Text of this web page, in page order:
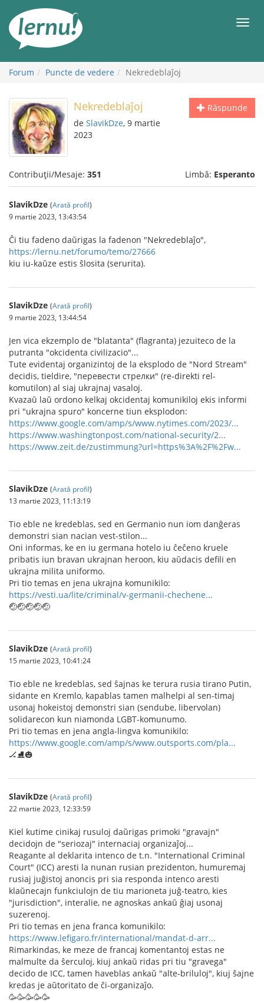
conținut
Forum Puncte de vedere Nekredeblaĵoj
Răspunde
Nekredeblaĵoj
de SlavikDze, 9 martie
2023
Contribuții/Mesaje: 351 Limbă: Esperanto
SlavikDze (Arată profil)
9 martie 2023, 13:43:54
Ĉi tiu fadeno daŭrigas la fadenon "Nekredeblaĵo",
https://lernu.net/forumo/temo/27666
kiu iu-kaŭze estis ŝlosita (serurita).
SlavikDze (Arată profil)
9 martie 2023, 13:44:54
Jen vica ekzemplo de "blatanta" (flagranta) jezuiteco de la
putranta "okcidenta civilizacio"...
Tute evidentaj organizintoj de la eksplodo de "Nord Stream"
decidis, tieldire, "перевести стрелки" (re-direkti rel-
komutilon) al siaj ukrajnaj vasaloj.
Kvazaŭ laŭ ordono kelkaj okcidentaj komunikiloj ekis informi
pri "ukrajna spuro" koncerne tiun eksplodon:
https://www.google.com/amp/s/www.nytimes.com/2023/...
https://www.washingtonpost.com/national-security/2...
https://www.zeit.de/zustimmung?url=https%3A%2F%2Fw...
SlavikDze (Arată profil)
13 martie 2023, 11:13:19
Tio eble ne kredeblas, sed en Germanio nun iom danĝeras
demonstri sian nacian vest-stilon...
Oni informas, ke en iu germana hotelo iu ĉeĉeno kruele
pribatis iun bravan ukrajnan heroon, kiu aŭdacis defili en
ukrajna milita uniformo.
Pri tio temas en jena ukrajna komunikilo:
https://vesti.ua/lite/criminal/v-germanii-chechene...
🤕🤕🤕🤕🤕
SlavikDze (Arată profil)
15 martie 2023, 10:41:24
Tio eble ne kredeblas, sed ŝajnas ke terura rusia tirano Putin,
sidante en Kremlo, kapablas tamen malhelpi al sen-timaj
usonaj hokeistoj demonstri sian (sendube, libervolan)
solidarecon kun niamonda LGBT-komunumo.
Pri tio temas en jena angla-lingva komunikilo:
https://www.google.com/amp/s/www.outsports.com/pla...
🏒⛸️🎃
SlavikDze (Arată profil)
22 martie 2023, 12:33:59
Kiel kutime cinikaj rusuloj daŭrigas primoki "gravajn"
decidojn de "seriozaj" internaciaj organizaĵoj...
Reagante al deklarita intenco de t.n. "International Criminal
Court" (ICC) aresti la nunan rusian prezidenton, humuremaj
rusiaj juĝistoj anoncis pri sia responda intenco aresti
klaŭnecajn funkciulojn de tiu marioneta juĝ-teatro, kies
"jurisdiction", interalie, ne agnoskas ankaŭ ĝiaj usonaj
suzerenoj.
Pri tio temas en jena franca komunikilo:
https://www.lefigaro.fr/international/mandat-d-arr...
Rimarkindas, ke meze de francaj komentantoj estas ne
malmulte da ŝerculoj, kiuj ankaŭ ridas pri tiu "gravega"
decido de ICC, tamen haveblas ankaŭ "alte-briluloj", kiuj ŝajne
kredas je aŭtoritato de ĉi-organizaĵo.
🥳🥳🥳🥳🥳